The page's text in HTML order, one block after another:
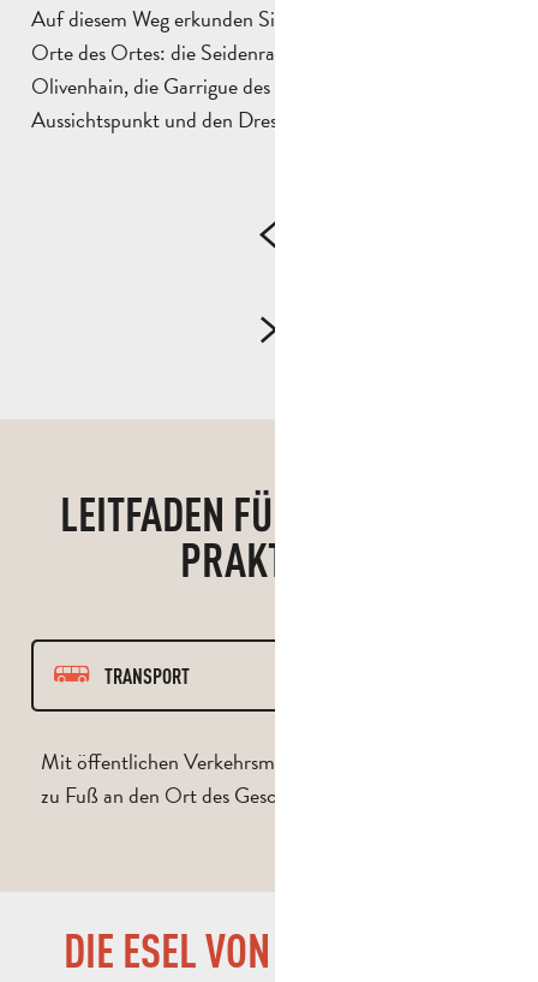
Auf diesem Weg erkunden Sie mehrere symbolträchtige
Orte des Ortes: die Seidenraupenzucht, den
Olivenhain, die Garrigue des Naturalisten, den
Aussichtspunkt und den Dreschplatz.
LEITFADEN FÜR BEWÄHRTE
PRAKTIKEN
TRANSPORT
FEUER
Mit öffentlichen Verkehrsmitteln, dem Fahrrad oder
zu Fuß an den Ort des Geschehens gelangen.
DIE ESEL VON FONT DE MAI